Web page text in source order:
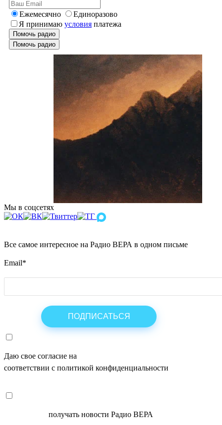
Ежемесячно
Единоразово
Я принимаю условия платежа
Помочь радио
Помочь радио
Мы в соцсетях
Все самое интересное на Радио ВЕРА в одном письме
Email*
Даю свое согласие на
соответствии с политикой конфиденциальности
получать новости Радио ВЕРА